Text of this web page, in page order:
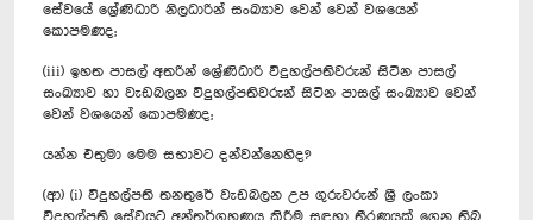
සේවයේ ශ්‍රේණිධාරි නිලධාරින් සංඛ්‍යාව වෙන් වෙන් වශයෙන්
කොපමණද;
(iii) ඉහත පාසල් අතරින් ශ්‍රේණිධාරි විදුහල්පතිවරුන් සිටින පාසල්
සංඛ්‍යාව හා වැඩබලන විදුහල්පතිවරුන් සිටින පාසල් සංඛ්‍යාව වෙන්
වෙන් වශයෙන් කොපමණද;
යන්න එතුමා ‍මෙම සභාවට දන්වන්නෙහිද?
(ආ) (i) විදුහල්පති තනතුරේ වැඩබලන උප ගුරුවරුන් ශ්‍රී ලංකා
විදුහල්පති සේවයට අන්තර්ග්‍රහණය කිරීම සඳහා තීරණයක් ගෙන තිබූ